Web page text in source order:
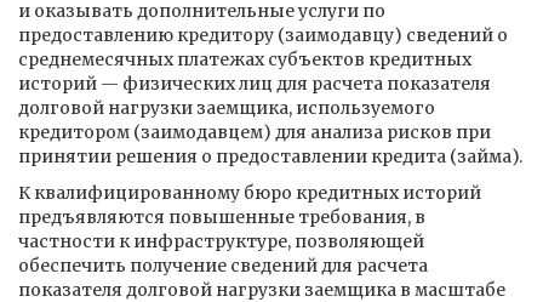
и оказывать дополнительные услуги по
предоставлению кредитору (заимодавцу) сведений о
среднемесячных платежах субъектов кредитных
историй — физических лиц для расчета показателя
долговой нагрузки заемщика, используемого
кредитором (заимодавцем) для анализа рисков при
принятии решения о предоставлении кредита (займа).
К квалифицированному бюро кредитных историй
предъявляются повышенные требования, в
частности к инфраструктуре, позволяющей
обеспечить получение сведений для расчета
показателя долговой нагрузки заемщика в масштабе